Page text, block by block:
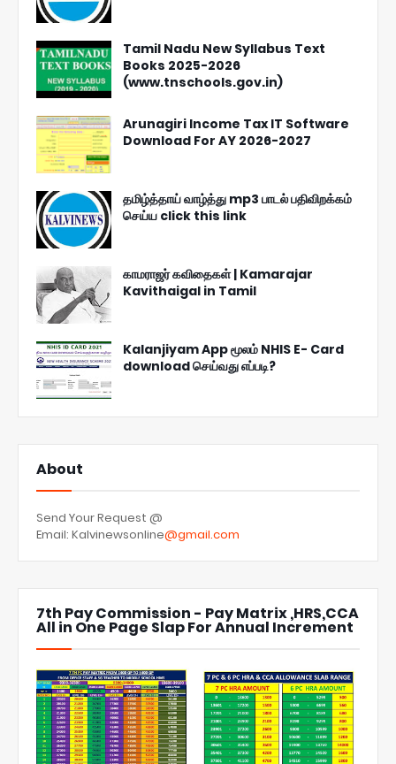
Tamil Nadu New Syllabus Text
Books 2025-2026
(www.tnschools.gov.in)
Arunagiri Income Tax IT Software
Download For AY 2026-2027
தமிழ்த்தாய் வாழ்த்து mp3 பாடல் பதிவிறக்கம்
செய்ய click this link
காமராஜர் கவிதைகள் | Kamarajar
Kavithaigal in Tamil
Kalanjiyam App மூலம் NHIS E- Card
download செய்வது எப்படி?
About
Send Your Request @
Email: Kalvinewsonline@gmail.com
7th Pay Commission - Pay Matrix ,HRS,CCA
All in One Page Slap For Annual Increment